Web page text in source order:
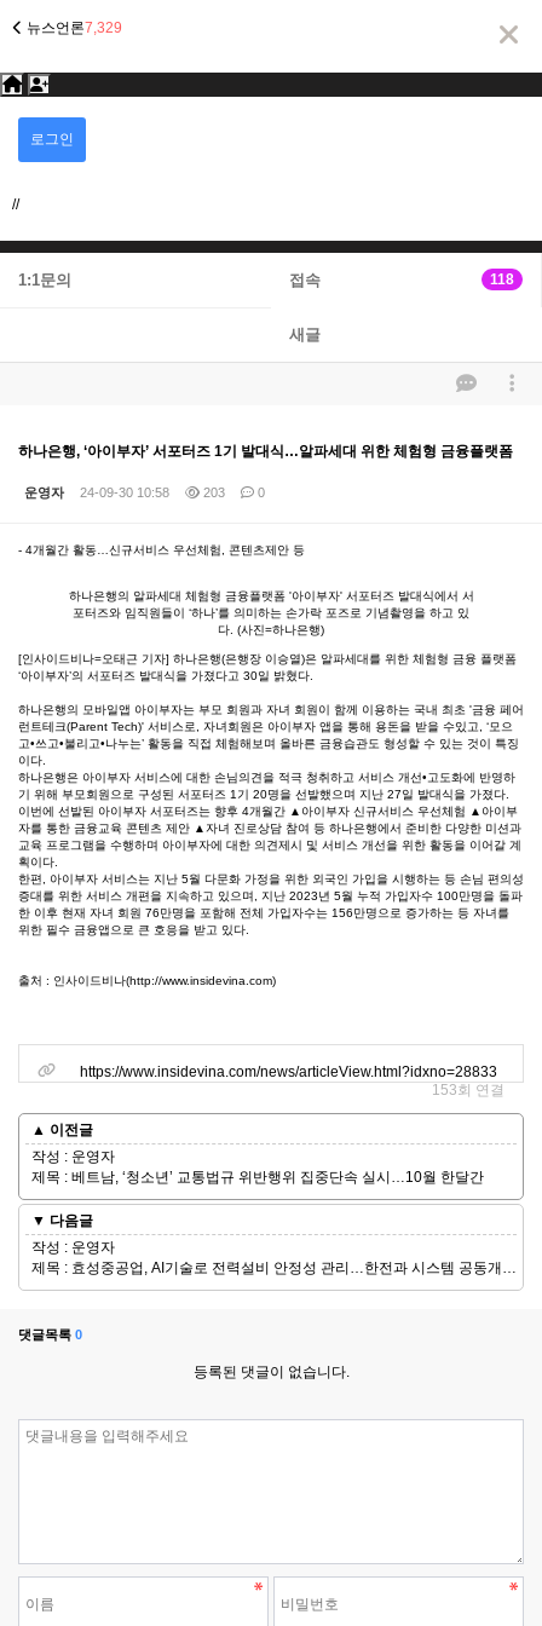
뉴스언론7,329
원
인
로그인
//
1:1문의 접속 118
새글
하나은행, ‘아이부자’ 서포터즈 1기 발대식…알파세대 위한 체험형 금융플랫폼
운영자 24-09-30 10:58 203 0
본문
- 4개월간 활동…신규서비스 우선체험, 콘텐츠제안 등
하나은행의 알파세대 체험형 금융플랫폼 '아이부자' 서포터즈 발대식에서 서
포터즈와 임직원들이 ‘하나’를 의미하는 손가락 포즈로 기념촬영을 하고 있
다. (사진=하나은행)
[인사이드비나=오태근 기자] 하나은행(은행장 이승열)은 알파세대를 위한 체험형 금융 플랫폼
‘아이부자’의 서포터즈 발대식을 가졌다고 30일 밝혔다.
하나은행의 모바일앱 아이부자는 부모 회원과 자녀 회원이 함께 이용하는 국내 최초 '금융 페어
런트테크(Parent Tech)' 서비스로, 자녀회원은 아이부자 앱을 통해 용돈을 받을 수있고, ‘모으
고•쓰고•불리고•나누는’ 활동을 직접 체험해보며 올바른 금융습관도 형성할 수 있는 것이 특징
이다.
하나은행은 아이부자 서비스에 대한 손님의견을 적극 청취하고 서비스 개선•고도화에 반영하
기 위해 부모회원으로 구성된 서포터즈 1기 20명을 선발했으며 지난 27일 발대식을 가졌다.
이번에 선발된 아이부자 서포터즈는 향후 4개월간 ▲아이부자 신규서비스 우선체험 ▲아이부
자를 통한 금융교육 콘텐츠 제안 ▲자녀 진로상담 참여 등 하나은행에서 준비한 다양한 미션과
교육 프로그램을 수행하며 아이부자에 대한 의견제시 및 서비스 개선을 위한 활동을 이어갈 계
획이다.
한편, 아이부자 서비스는 지난 5월 다문화 가정을 위한 외국인 가입을 시행하는 등 손님 편의성
증대를 위한 서비스 개편을 지속하고 있으며, 지난 2023년 5월 누적 가입자수 100만명을 돌파
한 이후 현재 자녀 회원 76만명을 포함해 전체 가입자수는 156만명으로 증가하는 등 자녀를
위한 필수 금융앱으로 큰 호응을 받고 있다.
출처 : 인사이드비나(http://www.insidevina.com)
관련링크
https://www.insidevina.com/news/articleView.html?idxno=28833
153회 연결
▲ 이전글
작성 : 운영자
제목 : 베트남, ‘청소년’ 교통법규 위반행위 집중단속 실시…10월 한달간
▼ 다음글
작성 : 운영자
제목 : 효성중공업, AI기술로 전력설비 안정성 관리…한전과 시스템 공동개발•출시
댓글목록 0
등록된 댓글이 없습니다.
댓글쓰기